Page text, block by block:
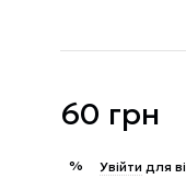
60 грн
% Увійти для